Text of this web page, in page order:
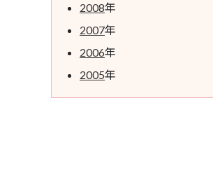
2008年
2007年
2006年
2005年